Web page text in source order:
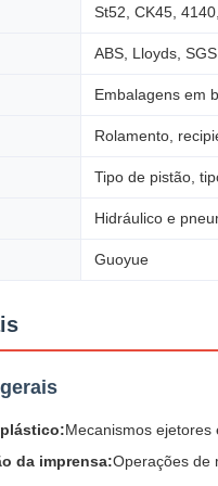
St52, CK45,
ABS, Lloyds, SGS
Embalagens em
Rolamento,
Tipo de pistão,
Hidráulico e
Guoyue
Mecanismos
da imprensa:Operações de